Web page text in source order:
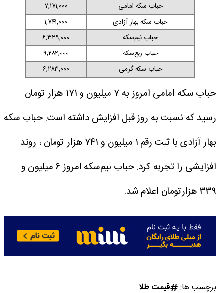
حباب سکه امامی
۷,۱۷۱,۰۰۰
حباب سکه بهار آزادی
۱,۷۴۱,۰۰۰
حباب نیم‌سکه
۶,۳۳۹,۰۰۰
حباب ربع‌سکه
۹,۲۸۲,۰۰۰
حباب سکه گرمی
۶,۲۸۳,۰۰۰
حباب سکه امامی امروز به ۷ میلیون و ۱۷۱ هزار تومان
رسید که نسبت به روز قبل افزایش داشته است. حباب سکه
بهار آزادی با ثبت رقم ۱ میلیون و ۷۴۱ هزار تومان ، روند
افزایشی را تجربه کرد. حباب نیم‌سکه امروز ۶ میلیون و
۳۳۹ هزارتومان اعلام شد.
برچسب ها: قیمت طلا